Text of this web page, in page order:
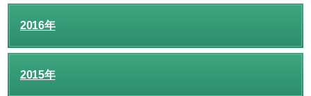
2016年
2015年